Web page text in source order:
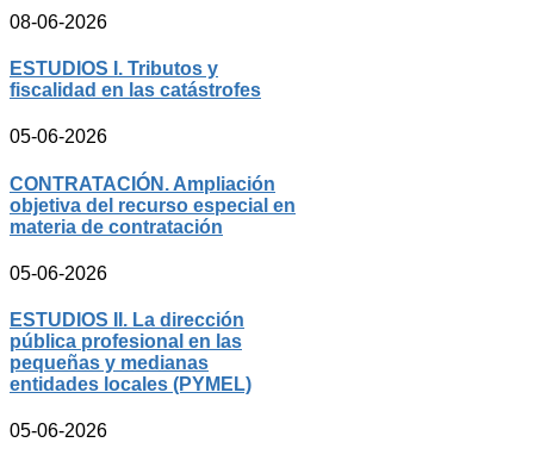
08-06-2026
ESTUDIOS I. Tributos y
fiscalidad en las catástrofes
05-06-2026
CONTRATACIÓN. Ampliación
objetiva del recurso especial en
materia de contratación
05-06-2026
ESTUDIOS II. La dirección
pública profesional en las
pequeñas y medianas
entidades locales (PYMEL)
05-06-2026